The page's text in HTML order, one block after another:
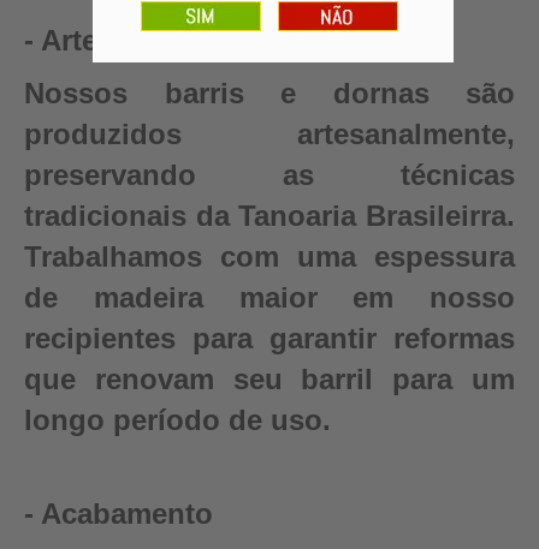
- Artesanal
Nossos barris e dornas são
produzidos artesanalmente,
preservando as técnicas
tradicionais da Tanoaria Brasileirra.
Trabalhamos com uma espessura
de madeira maior em nosso
recipientes para garantir reformas
que renovam seu barril para um
longo período de uso.
- Acabamento